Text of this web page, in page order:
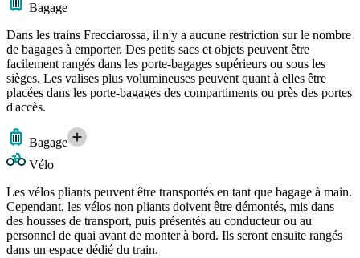
Bagage
Dans les trains Frecciarossa, il n'y a aucune restriction sur le nombre
de bagages à emporter. Des petits sacs et objets peuvent être
facilement rangés dans les porte-bagages supérieurs ou sous les
sièges. Les valises plus volumineuses peuvent quant à elles être
placées dans les porte-bagages des compartiments ou près des portes
d'accès.
Bagage
Vélo
Les vélos pliants peuvent être transportés en tant que bagage à main.
Cependant, les vélos non pliants doivent être démontés, mis dans
des housses de transport, puis présentés au conducteur ou au
personnel de quai avant de monter à bord. Ils seront ensuite rangés
dans un espace dédié du train.